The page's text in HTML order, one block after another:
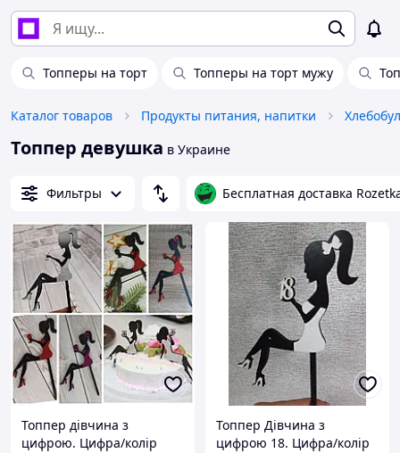
Топперы на торт Топперы на торт мужу
Каталог товаров Продукты питания, напитки
Топпер девушка в Украине
Фильтры Бесплатная доставка
Топпер дівчина з
цифрою. Цифра/колір
Топпер Дівчина з
цифрою 18. Цифра/колір